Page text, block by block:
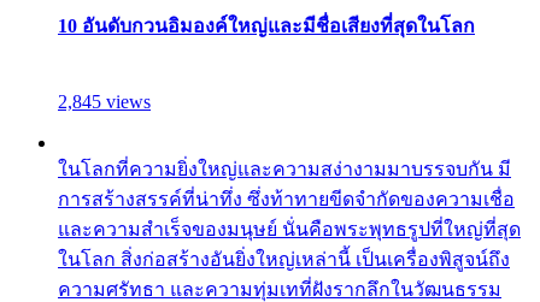
10 อันดับกวนอิมองค์ใหญ่และมีชื่อเสียงที่สุดในโลก
2,845 views
ในโลกที่ความยิ่งใหญ่และความสง่างามมาบรรจบกัน มี
การสร้างสรรค์ที่น่าทึ่ง ซึ่งท้าทายขีดจำกัดของความเชื่อ
และความสำเร็จของมนุษย์ นั่นคือพระพุทธรูปที่ใหญ่ที่สุด
ในโลก สิ่งก่อสร้างอันยิ่งใหญ่เหล่านี้ เป็นเครื่องพิสูจน์ถึง
ความศรัทธา และความทุ่มเทที่ฝังรากลึกในวัฒนธรรม